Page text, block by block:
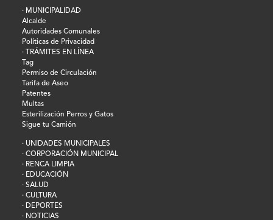
· MUNICIPALIDAD
Alcalde
Autoridades Comunales
Políticas de Privacidad
· TRÁMITES EN LÍNEA
Tag
Permiso de Circulación
Tarifa de Aseo
Patentes
Multas
Esterilización Perros y Gatos
Sigue tu Camión
· UNIDADES MUNICIPALES
· CORPORACIÓN MUNICIPAL
· RENCA LIMPIA
· EDUCACIÓN
· SALUD
· CULTURA
· DEPORTES
· NOTICIAS